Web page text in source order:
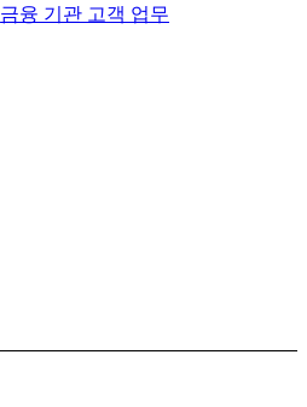
금융 기관 고객 업무